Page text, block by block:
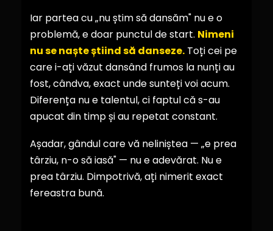
Iar partea cu „nu știm să dansăm" nu e o
problemă, e doar punctul de start. Nimeni
nu se naște știind să danseze. Toți cei pe
care i-ați văzut dansând frumos la nunți au
fost, cândva, exact unde sunteți voi acum.
Diferența nu e talentul, ci faptul că s-au
apucat din timp și au repetat constant.
Așadar, gândul care vă neliniștea — „e prea
târziu, n-o să iasă" — nu e adevărat. Nu e
prea târziu. Dimpotrivă, ați nimerit exact
fereastra bună.